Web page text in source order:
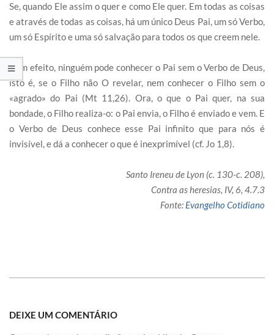
Se, quando Ele assim o quer e como Ele quer. Em todas as coisas
e através de todas as coisas, há um único Deus Pai, um só Verbo,
um só Espírito e uma só salvação para todos os que creem nele.
Com efeito, ninguém pode conhecer o Pai sem o Verbo de Deus,
isto é, se o Filho não O revelar, nem conhecer o Filho sem o
«agrado» do Pai (Mt 11,26). Ora, o que o Pai quer, na sua
bondade, o Filho realiza-o: o Pai envia, o Filho é enviado e vem. E
o Verbo de Deus conhece esse Pai infinito que para nós é
invisível, e dá a conhecer o que é inexprimível (cf. Jo 1,8).
Santo Ireneu de Lyon (c. 130-c. 208),
Contra as heresias, IV, 6, 4.7.3
Fonte: Evangelho Cotidiano
DEIXE UM COMENTÁRIO